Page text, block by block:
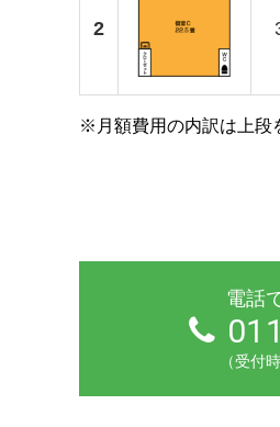
2
※月額費用の内訳は上段
電話
（受付